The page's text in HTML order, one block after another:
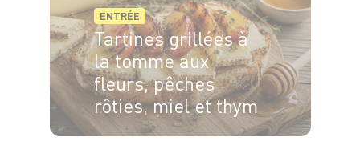
ENTRÉE
Tartines grillées à
la tomme aux
fleurs, pêches
rôties, miel et thym